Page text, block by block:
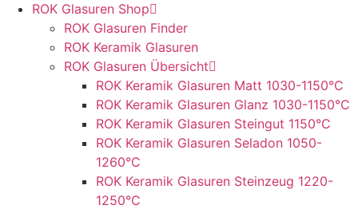
ROK Glasuren Shop
ROK Glasuren Finder
ROK Keramik Glasuren
ROK Glasuren Übersicht
ROK Keramik Glasuren Matt 1030-1150°C
ROK Keramik Glasuren Glanz 1030-1150°C
ROK Keramik Glasuren Steingut 1150°C
ROK Keramik Glasuren Seladon 1050-
1260°C
ROK Keramik Glasuren Steinzeug 1220-
1250°C